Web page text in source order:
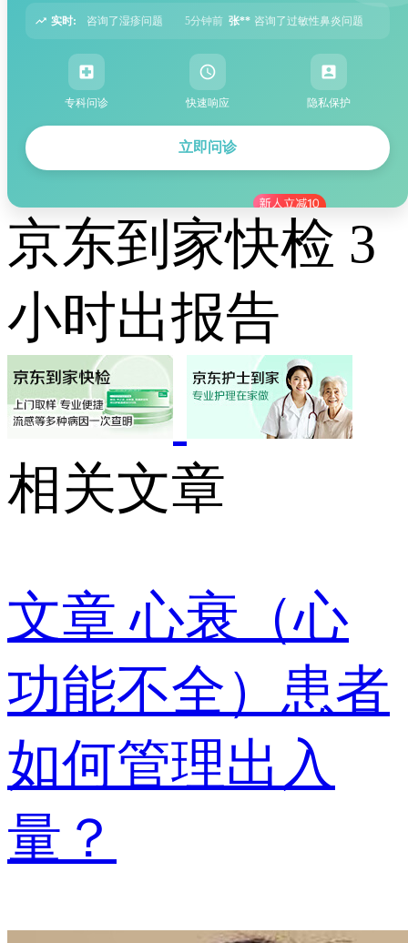
实时:
5分钟前 张** 咨询了过敏性鼻炎问题 6分钟前 周** 咨询了胃痛问题
专科问诊 快速响应 隐私保护
立即问诊
京东到家快检 3
小时出报告
相关文章
文章 心衰（心
功能不全）患者
如何管理出入
量？